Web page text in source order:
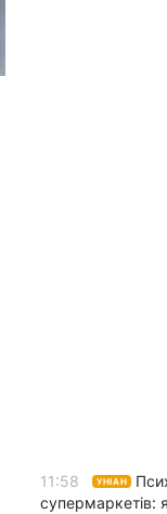
11:58 УНІАН
супермаркетів: